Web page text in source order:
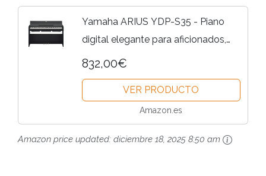
Yamaha ARIUS YDP-S35 - Piano
digital elegante para aficionados,
para una experiencia similar a la de
cualquier rincón de la...
832,00€
VER PRODUCTO
Amazon.es
Amazon price updated: diciembre 18, 2025 8:50 am